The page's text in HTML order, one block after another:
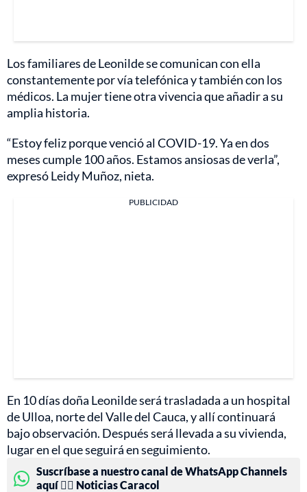
Los familiares de Leonilde se comunican con ella
constantemente por vía telefónica y también con los
médicos. La mujer tiene otra vivencia que añadir a su
amplia historia.
“Estoy feliz porque venció al COVID-19. Ya en dos
meses cumple 100 años. Estamos ansiosas de verla”,
expresó Leidy Muñoz, nieta.
PUBLICIDAD
En 10 días doña Leonilde será trasladada a un hospital
de Ulloa, norte del Valle del Cauca, y allí continuará
bajo observación. Después será llevada a su vivienda,
lugar en el que seguirá en seguimiento.
Suscríbase a nuestro canal de WhatsApp Channels
aquí 👉🏻 Noticias Caracol